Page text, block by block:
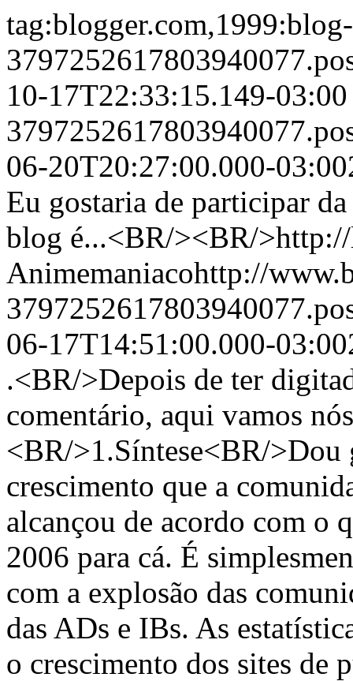
tag:blogger.com,1999:blog-
10-17T22:33:15.149-
06-20T20:27:00.000-
Eu gostaria de participar
blog é...<BR/><BR/>http://
Animemaniacohttp://
06-17T14:51:00.000-
.<BR/>Depois de ter
comentário, aqui vamos
<BR/>1.Síntese<BR/>Dou
crescimento que a
alcançou de acordo com o
2006 para cá. É
com a explosão das
das ADs e IBs. As
o crescimento dos sites de